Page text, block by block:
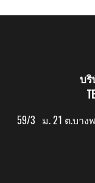
บริ
59/3 ม. 21 ต.บาง